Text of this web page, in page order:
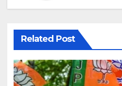
Related Post